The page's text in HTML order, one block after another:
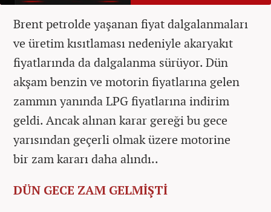
Brent petrolde yaşanan fiyat dalgalanmaları
ve üretim kısıtlaması nedeniyle akaryakıt
fiyatlarında da dalgalanma sürüyor. Dün
akşam benzin ve motorin fiyatlarına gelen
zammın yanında LPG fiyatlarına indirim
geldi. Ancak alınan karar gereği bu gece
yarısından geçerli olmak üzere motorine
bir zam kararı daha alındı..
DÜN GECE ZAM GELMİŞTİ